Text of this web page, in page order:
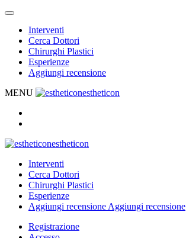
Interventi
Cerca Dottori
Chirurghi Plastici
Esperienze
Aggiungi recensione
MENU
estheticon
estheticon
Interventi
Cerca Dottori
Chirurghi Plastici
Esperienze
Aggiungi recensione Aggiungi recensione
Registrazione